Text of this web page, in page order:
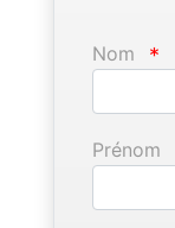
Nom *
Prénom